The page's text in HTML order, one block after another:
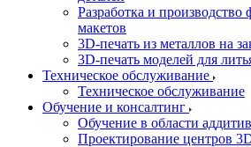
Разработка и
макетов
3D-печать из металлов на
3D-печать моделей для
Техническое обслуживание
Техническое обслуживание
Обучение и консалтинг
Обучение в области
Проектирование центров